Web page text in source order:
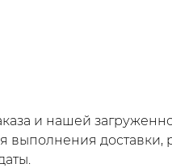
и нашей
доставки,